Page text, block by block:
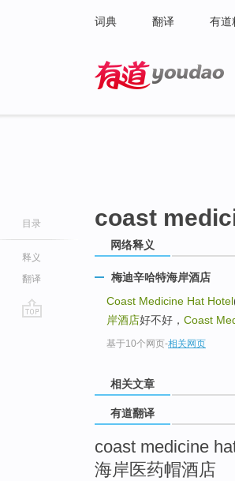
词典 翻译 有道
目录
释义
翻译
coast
网络释义
梅迪辛哈特海岸酒店
Coast Medicine Hat Hotel
岸酒店好不好， Coast
基于10个网页-相关网页
相关文章
有道翻译
coast medicine
海岸医药帽酒店